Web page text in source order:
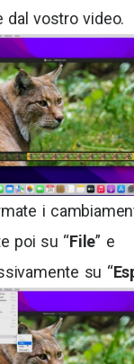
dal vostro video.
i
poi su “File” e
su “